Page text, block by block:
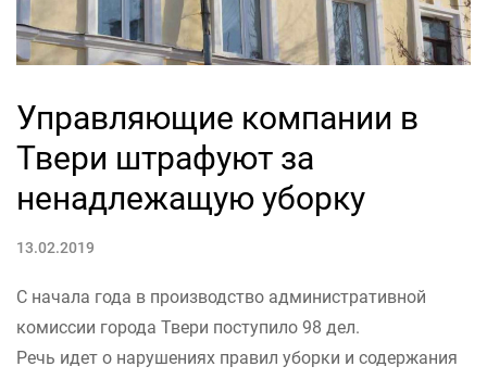
Управляющие компании в
Твери штрафуют за
ненадлежащую уборку
13.02.2019
С начала года в производство административной
комиссии города Твери поступило 98 дел.
Речь идет о нарушениях правил уборки и содержания